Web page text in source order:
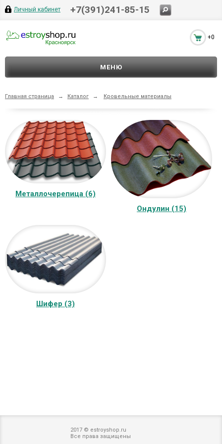
Личный кабинет +7(391)241-85-15
+0
МЕНЮ
Главная страница → Каталог → Кровельные материалы
Металлочерепица (6)
Ондулин (15)
Шифер (3)
2017 © estroyshop.ru
Все права защищены